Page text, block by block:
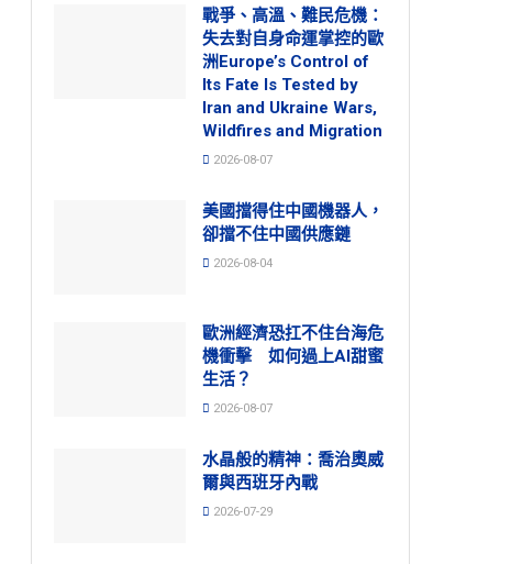
戰爭、高溫、難民危機：
失去對自身命運掌控的歐
洲Europe’s Control of
Its Fate Is Tested by
Iran and Ukraine Wars,
Wildfires and Migration
2026-08-07
美國擋得住中國機器人，
卻擋不住中國供應鏈
2026-08-04
歐洲經濟恐扛不住台海危
機衝擊 如何過上AI甜蜜
生活？
2026-08-07
水晶般的精神：喬治奧威
爾與西班牙內戰
2026-07-29